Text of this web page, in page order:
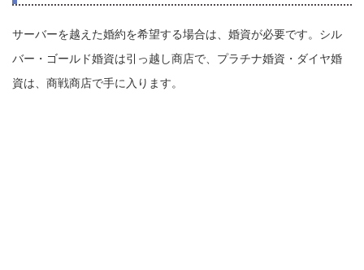
サーバーを越えた婚約を希望する場合は、婚資が必要です。シル
バー・ゴールド婚資は引っ越し商店で、プラチナ婚資・ダイヤ婚
資は、商戦商店で手に入ります。